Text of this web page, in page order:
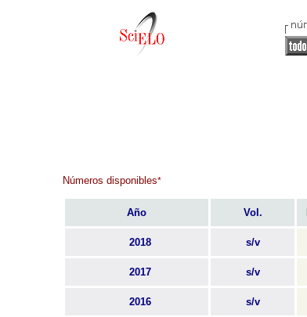
Números disponibles*
Año Vol.
2018 s/v
2017 s/v
2016 s/v